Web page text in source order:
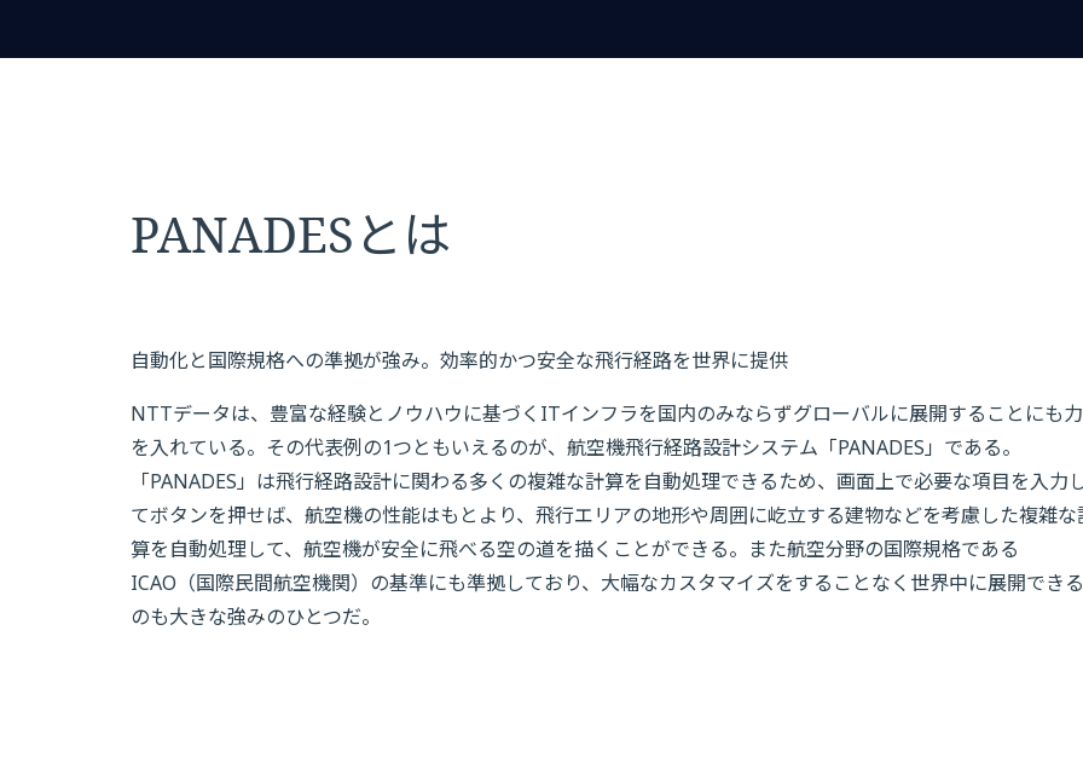
PANADESとは
自動化と国際規格への準拠が強み。効率的かつ安全な飛行経路を世界に提供
NTTデータは、豊富な経験とノウハウに基づくITインフラを国内のみならずグローバルに展開することにも力
を入れている。その代表例の1つともいえるのが、航空機飛行経路設計システム「PANADES」である。
「PANADES」は飛行経路設計に関わる多くの複雑な計算を自動処理できるため、画面上で必要な項目を入力
てボタンを押せば、航空機の性能はもとより、飛行エリアの地形や周囲に屹立する建物などを考慮した複雑な
算を自動処理して、航空機が安全に飛べる空の道を描くことができる。また航空分野の国際規格である
ICAO（国際民間航空機関）の基準にも準拠しており、大幅なカスタマイズをすることなく世界中に展開できる
のも大きな強みのひとつだ。